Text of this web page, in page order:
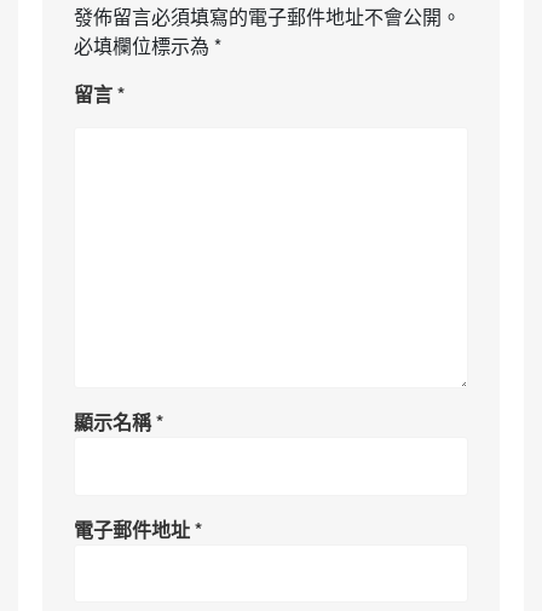
發佈留言必須填寫的電子郵件地址不會公開。
必填欄位標示為 *
留言*
顯示名稱*
電子郵件地址*